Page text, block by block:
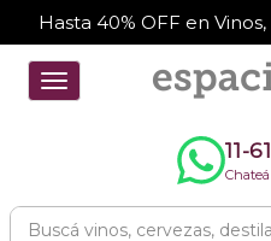
Hasta 40% OFF en
Toggle
navigation
11-